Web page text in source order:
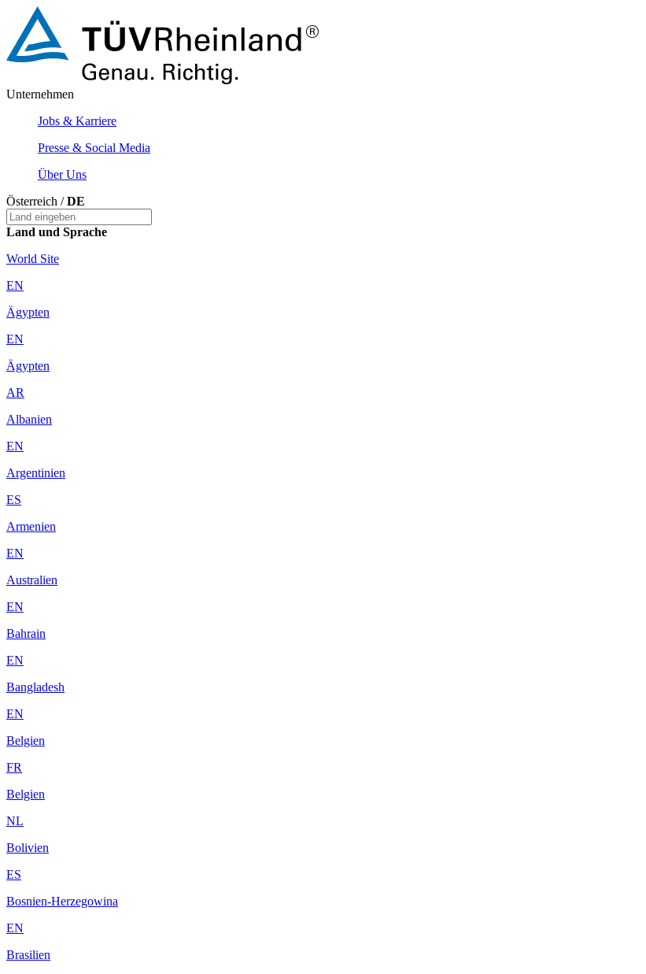
Unternehmen
Jobs & Karriere
Presse & Social Media
Über Uns
Österreich /DE
Land und Sprache
World Site
EN
Ägypten
EN
Ägypten
AR
Albanien
EN
Argentinien
ES
Armenien
EN
Australien
EN
Bahrain
EN
Bangladesh
EN
Belgien
FR
Belgien
NL
Bolivien
ES
Bosnien-Herzegowina
EN
Brasilien